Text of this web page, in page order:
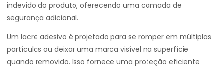
indevido do produto, oferecendo uma camada de
segurança adicional.
Um lacre adesivo é projetado para se romper em múltiplas
partículas ou deixar uma marca visível na superfície
quando removido. Isso fornece uma proteção eficiente